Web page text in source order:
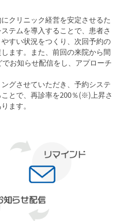
クリニック経営を安定させるた
テムを導入することで、患者さ
すい状況をつくり、次回予約の
ます。また、前回の来院から間
お知らせ配信をし、アプローチ
グさせていただき、予約システ
とで、再診率を200％(※)上昇さ
ます。